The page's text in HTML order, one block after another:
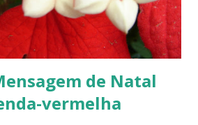
de Natal
vermelha